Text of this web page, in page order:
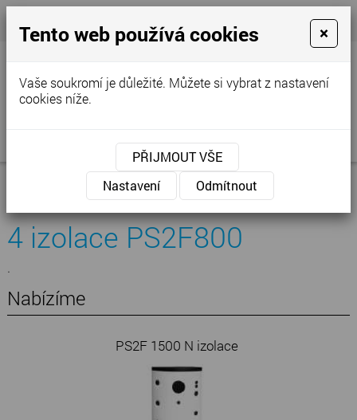
cvstop@tiscali.cz
»Akumulační topení»Izolace
akumulačních nádrží»PS 2F izolace» 4 izolace PS2F800
4 izolace PS2F800
.
Nabízíme
PS2F 1500 N izolace
Tento web používá cookies ×
Vaše soukromí je důležité. Můžete si vybrat z nastavení
cookies níže.
PŘIJMOUT VŠE
Nastavení
Odmítnout